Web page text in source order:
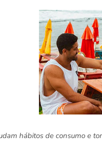
hábitos de consumo e